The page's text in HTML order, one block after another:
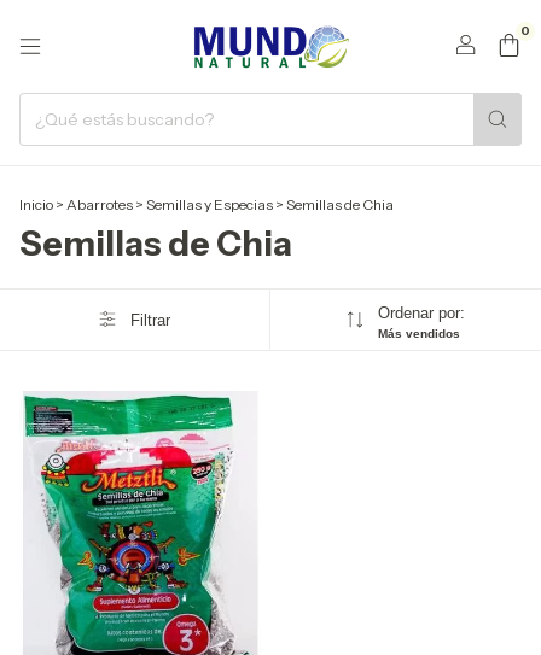
0
Inicio > Abarrotes > Semillas y Especias > Semillas de Chia
Semillas de Chia
Filtrar Ordenar por:
Más vendidos